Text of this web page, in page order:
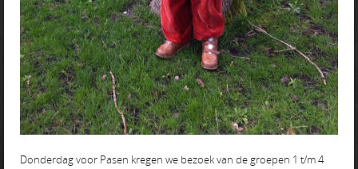
Donderdag voor Pasen kregen we bezoek van de groepen 1 t/m 4